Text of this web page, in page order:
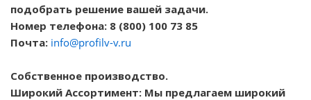
подобрать решение вашей задачи.
Номер телефона: 8 (800) 100 73 85
Почта: info@profilv-v.ru
Собственное производство.
Широкий Ассортимент: Мы предлагаем широкий